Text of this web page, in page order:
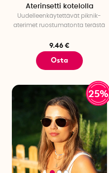
Aterinsetti kotelolla
Uudelleenkäytettävät piknik-
aterimet ruostumatonta terästä
9.46 €
Osta
25%